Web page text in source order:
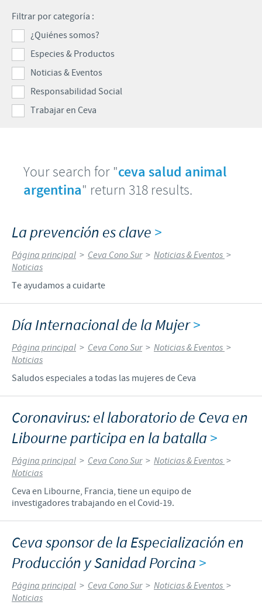
Mundo Ganadero
Mundo Porcino
Nuestro Enfoque en la responsabilidad
Contribuciones
Programas de Apoyo Mundial
Patrocinios Científicos
TRABAJAR EN CEVA
Si querés trabajar con nosotros
Filtrar por categoría :
¿Quiénes somos?
Especies & Productos
Noticias & Eventos
Responsabilidad Social
Trabajar en Ceva
Your search for "ceva salud animal
argentina" return 318 results.
La prevención es clave >
Página principal > Ceva Cono Sur > Noticias & Eventos >
Noticias
Te ayudamos a cuidarte
Día Internacional de la Mujer>
Página principal > Ceva Cono Sur > Noticias & Eventos >
Noticias
Saludos especiales a todas las mujeres de Ceva
Coronavirus: el laboratorio de Ceva en
Libourne participa en la batalla >
Página principal > Ceva Cono Sur > Noticias & Eventos >
Noticias
Ceva en Libourne, Francia, tiene un equipo de
investigadores trabajando en el Covid-19.
Ceva sponsor de la Especialización en
Producción y Sanidad Porcina >
Página principal > Ceva Cono Sur > Noticias & Eventos >
Noticias